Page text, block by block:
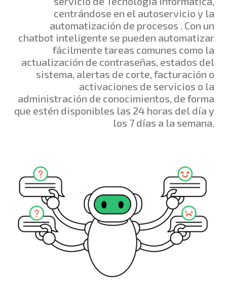
centrándose en el autoservicio y la
automatización de procesos . Con un
chatbot inteligente se pueden automatizar
fácilmente tareas comunes como la
actualización de contraseñas, estados del
sistema, alertas de corte, facturación o
activaciones de servicios o la
administración de conocimientos, de forma
que estén disponibles las 24 horas del día y
los 7 días a la semana.